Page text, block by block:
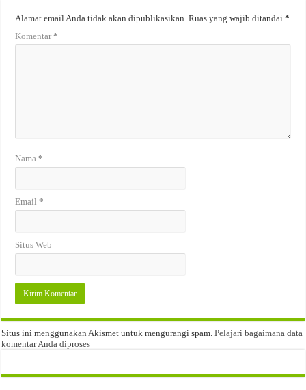
Alamat email Anda tidak akan dipublikasikan. Ruas yang wajib ditandai*
Komentar*
Nama*
Email*
Situs Web
Situs ini menggunakan Akismet untuk mengurangi spam.Pelajari bagaimana data
komentar Anda diproses